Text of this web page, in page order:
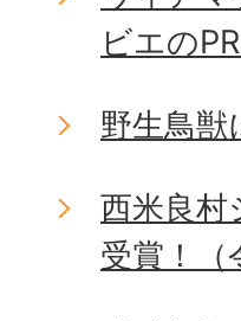
ビエの
野生鳥獣
西米良村
受賞！（